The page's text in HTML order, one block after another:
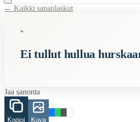
Description:Hurskas tarkoittaa
Hullut
Vanhan Kansan
Related Topics
← Kaikki sananlaskut
"
Ei tullut hullua
Jaa sanonta
Kopioi Kuva